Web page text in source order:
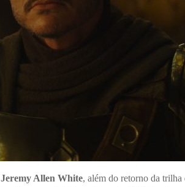
Jeremy Allen White, além do retorno da trilha